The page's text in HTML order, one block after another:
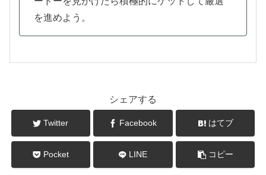
を進めよう。
シェアする
Twitter Facebook はてブ
Pocket LINE コピー